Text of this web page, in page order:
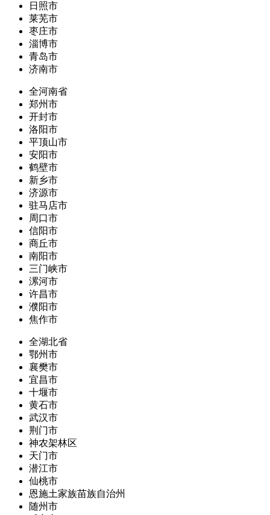
日照市
莱芜市
枣庄市
淄博市
青岛市
济南市
全河南省
郑州市
开封市
洛阳市
平顶山市
安阳市
鹤壁市
新乡市
济源市
驻马店市
周口市
信阳市
商丘市
南阳市
三门峡市
漯河市
许昌市
濮阳市
焦作市
全湖北省
鄂州市
襄樊市
宜昌市
十堰市
黄石市
武汉市
荆门市
神农架林区
天门市
潜江市
仙桃市
恩施土家族苗族自治州
随州市